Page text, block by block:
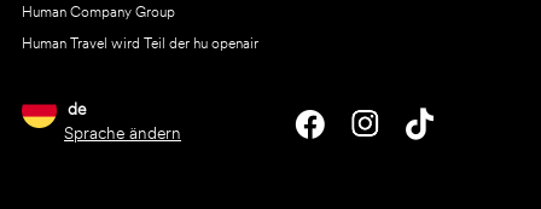
de
Sprache ändern
Human Company Group
Human Travel wird Teil der hu openair